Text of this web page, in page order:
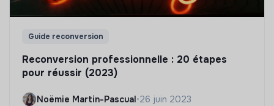
Guide reconversion
Reconversion professionnelle : 20 étapes
pour réussir (2023)
Noëmie Martin-Pascual•26 juin 2023